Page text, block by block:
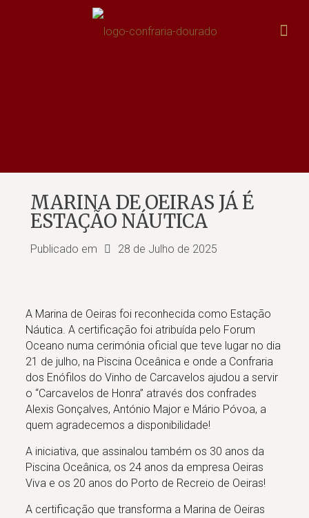
MARINA DE OEIRAS JÁ É
ESTAÇÃO NÁUTICA
Publicado em 28 de Julho de 2025
A Marina de Oeiras foi reconhecida como Estação
Náutica. A certificação foi atribuída pelo Forum
Oceano numa cerimónia oficial que teve lugar no dia
21 de julho, na Piscina Oceânica e onde a Confraria
dos Enófilos do Vinho de Carcavelos ajudou a servir
o “Carcavelos de Honra” através dos confrades
Alexis Gonçalves, António Major e Mário Póvoa, a
quem agradecemos a disponibilidade!
A iniciativa, que assinalou também os 30 anos da
Piscina Oceânica, os 24 anos da empresa Oeiras
Viva e os 20 anos do Porto de Recreio de Oeiras!
A certificação que transforma a Marina de Oeiras